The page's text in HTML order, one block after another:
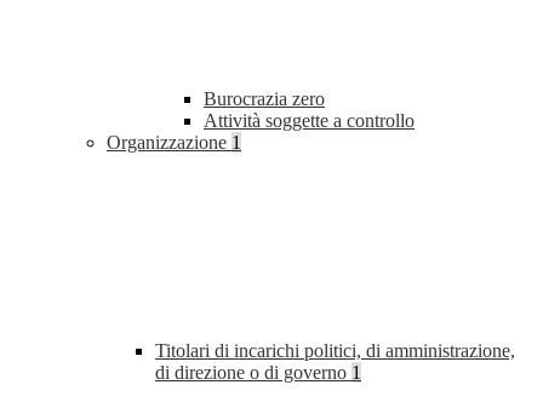
Burocrazia zero
Attività soggette a controllo
Organizzazione 1
Titolari di incarichi politici, di amministrazione,
di direzione o di governo 1